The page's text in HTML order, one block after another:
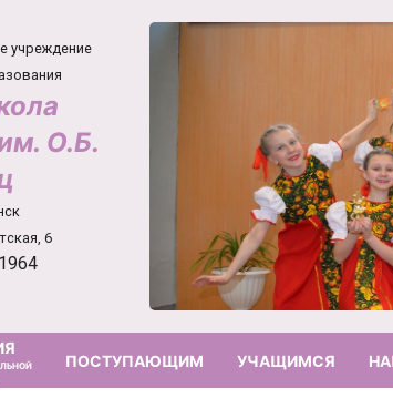
учреждение
О.Б.
6
ПОСТУПАЮЩИМ УЧАЩИМСЯ